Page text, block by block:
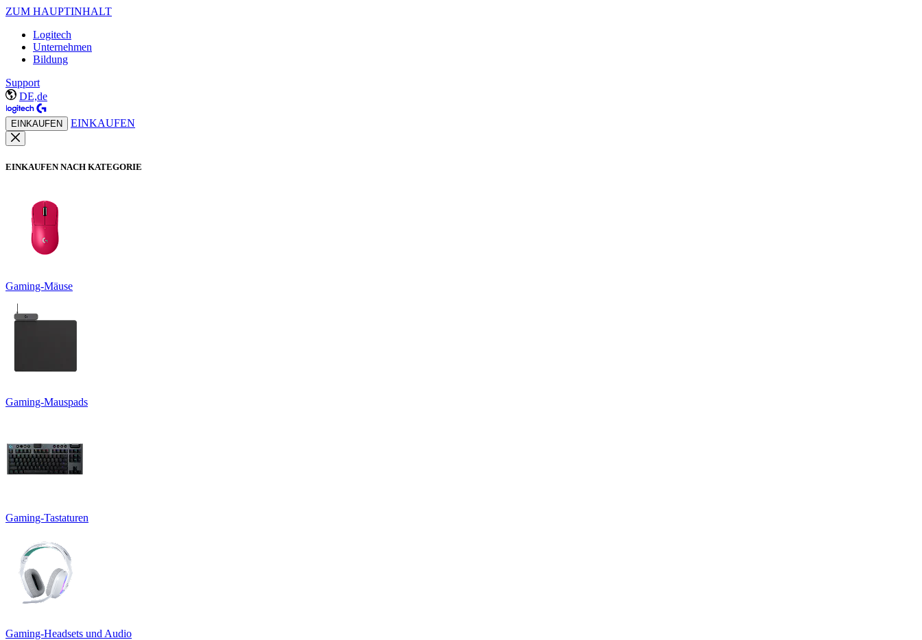
ZUM HAUPTINHALT
Logitech
Unternehmen
Bildung
Support
DE,de
EINKAUFEN EINKAUFEN
EINKAUFEN NACH KATEGORIE
Gaming-Mäuse
Gaming-Mauspads
Gaming-Tastaturen
Gaming-Headsets und Audio